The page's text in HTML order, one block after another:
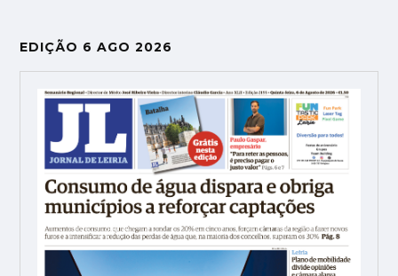
EDIÇÃO 6 AGO 2026